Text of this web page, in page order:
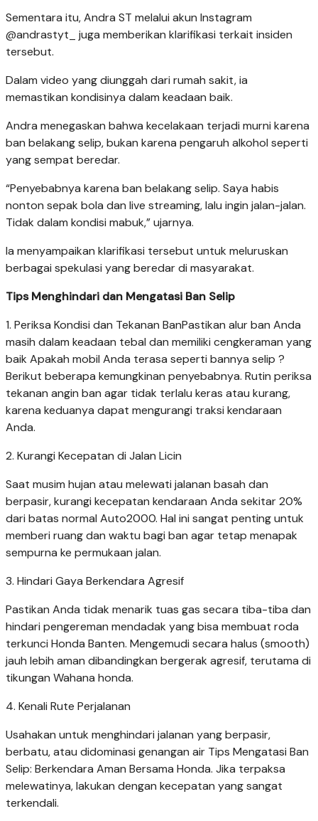
Sementara itu, Andra ST melalui akun Instagram
@andrastyt_ juga memberikan klarifikasi terkait insiden
tersebut.
Dalam video yang diunggah dari rumah sakit, ia
memastikan kondisinya dalam keadaan baik.
Andra menegaskan bahwa kecelakaan terjadi murni karena
ban belakang selip, bukan karena pengaruh alkohol seperti
yang sempat beredar.
“Penyebabnya karena ban belakang selip. Saya habis
nonton sepak bola dan live streaming, lalu ingin jalan-jalan.
Tidak dalam kondisi mabuk,” ujarnya.
Ia menyampaikan klarifikasi tersebut untuk meluruskan
berbagai spekulasi yang beredar di masyarakat.
Tips Menghindari dan Mengatasi Ban Selip
1. Periksa Kondisi dan Tekanan BanPastikan alur ban Anda
masih dalam keadaan tebal dan memiliki cengkeraman yang
baik Apakah mobil Anda terasa seperti bannya selip ?
Berikut beberapa kemungkinan penyebabnya. Rutin periksa
tekanan angin ban agar tidak terlalu keras atau kurang,
karena keduanya dapat mengurangi traksi kendaraan
Anda.
2. Kurangi Kecepatan di Jalan Licin
Saat musim hujan atau melewati jalanan basah dan
berpasir, kurangi kecepatan kendaraan Anda sekitar 20%
dari batas normal Auto2000. Hal ini sangat penting untuk
memberi ruang dan waktu bagi ban agar tetap menapak
sempurna ke permukaan jalan.
3. Hindari Gaya Berkendara Agresif
Pastikan Anda tidak menarik tuas gas secara tiba-tiba dan
hindari pengereman mendadak yang bisa membuat roda
terkunci Honda Banten. Mengemudi secara halus (smooth)
jauh lebih aman dibandingkan bergerak agresif, terutama di
tikungan Wahana honda.
4. Kenali Rute Perjalanan
Usahakan untuk menghindari jalanan yang berpasir,
berbatu, atau didominasi genangan air Tips Mengatasi Ban
Selip: Berkendara Aman Bersama Honda. Jika terpaksa
melewatinya, lakukan dengan kecepatan yang sangat
terkendali.